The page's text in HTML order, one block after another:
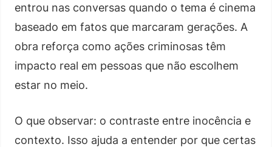
entrou nas conversas quando o tema é cinema
baseado em fatos que marcaram gerações. A
obra reforça como ações criminosas têm
impacto real em pessoas que não escolhem
estar no meio.
O que observar: o contraste entre inocência e
contexto. Isso ajuda a entender por que certas